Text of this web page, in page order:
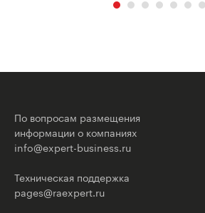
По вопросам размещения
информации о компаниях
info@expert-business.ru
Техническая поддержка
pages@raexpert.ru